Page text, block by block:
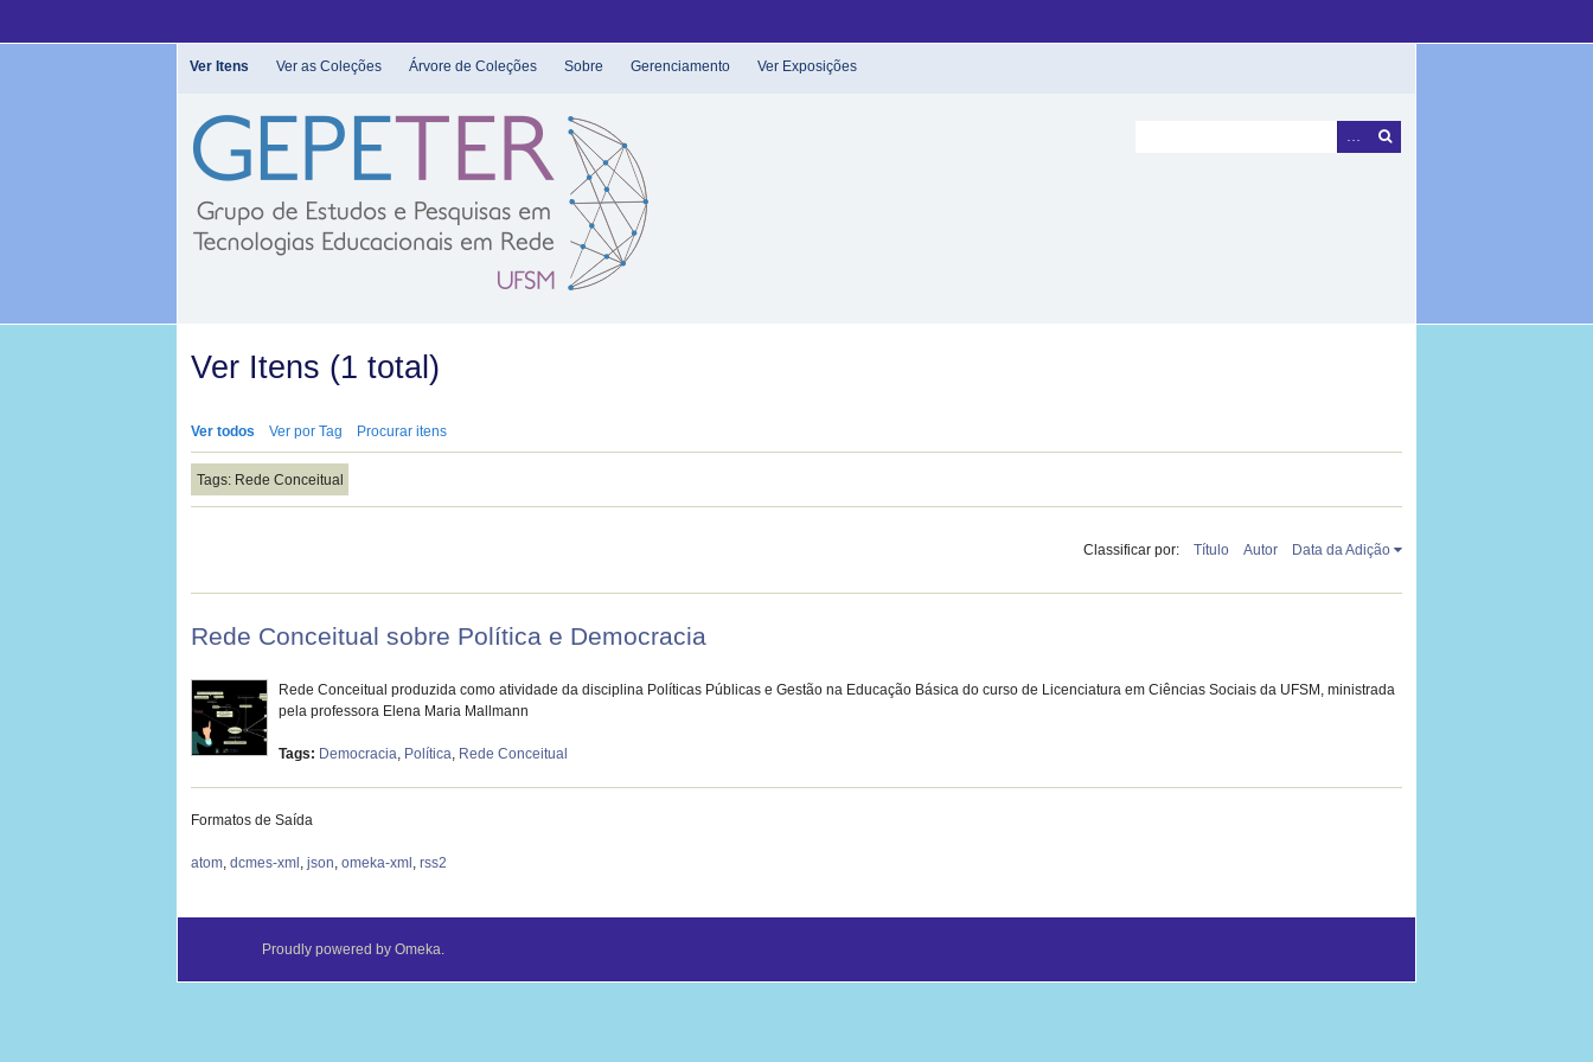
Ver Itens Ver as Coleções Árvore de Coleções Sobre Gerenciamento Ver Exposições
Ver Itens (1 total)
Ver todos Ver por Tag Procurar itens
Tags: Rede Conceitual
Classificar por: Título Autor Data da Adição
Rede Conceitual sobre Política e Democracia
Rede Conceitual produzida como atividade da disciplina Políticas Públicas e Gestão na Educação Básica do curso de Licenciatura em Ciências Sociais da UFSM, ministrada
pela professora Elena Maria Mallmann
Tags: Democracia, Política, Rede Conceitual
Formatos de Saída
atom,dcmes-xml ,json,omeka-xml ,rss2
Proudly powered byOmeka.